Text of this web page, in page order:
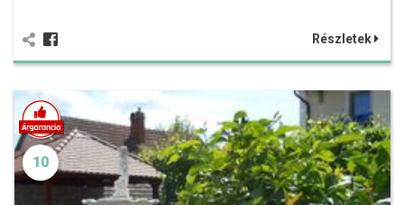
Részletek
10